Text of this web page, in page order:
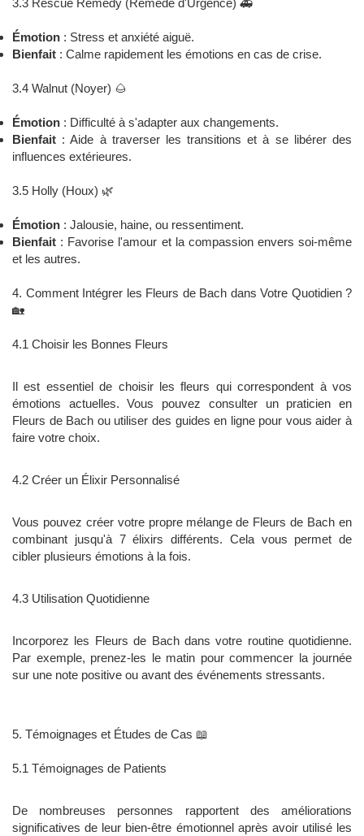
3.3 Rescue Remedy (Remède d'Urgence) 🚑
Émotion : Stress et anxiété aiguë.
Bienfait : Calme rapidement les émotions en cas de crise.
3.4 Walnut (Noyer) 🌰
Émotion : Difficulté à s'adapter aux changements.
Bienfait : Aide à traverser les transitions et à se libérer des
influences extérieures.
3.5 Holly (Houx) 🌿
Émotion : Jalousie, haine, ou ressentiment.
Bienfait : Favorise l'amour et la compassion envers soi-même
et les autres.
4. Comment Intégrer les Fleurs de Bach dans Votre Quotidien ?
🏡
4.1 Choisir les Bonnes Fleurs
Il est essentiel de choisir les fleurs qui correspondent à vos
émotions actuelles. Vous pouvez consulter un praticien en
Fleurs de Bach ou utiliser des guides en ligne pour vous aider à
faire votre choix.
4.2 Créer un Élixir Personnalisé
Vous pouvez créer votre propre mélange de Fleurs de Bach en
combinant jusqu'à 7 élixirs différents. Cela vous permet de
cibler plusieurs émotions à la fois.
4.3 Utilisation Quotidienne
Incorporez les Fleurs de Bach dans votre routine quotidienne.
Par exemple, prenez-les le matin pour commencer la journée
sur une note positive ou avant des événements stressants.
5. Témoignages et Études de Cas 📖
5.1 Témoignages de Patients
De nombreuses personnes rapportent des améliorations
significatives de leur bien-être émotionnel après avoir utilisé les